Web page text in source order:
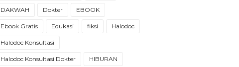
DAKWAH Dokter EBOOK
Ebook Gratis Edukasi fiksi Halodoc
Halodoc Konsultasi
Halodoc Konsultasi Dokter HIBURAN